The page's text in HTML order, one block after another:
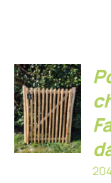
CHOIX
DES
OPTIONS
CE
PRODUIT
A
PLUSIEURS
/
DÉTAILS